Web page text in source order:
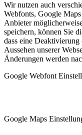
Wir nutzen auch
Webfonts, Google
Anbieter
speichern, können Sie
dass eine
Aussehen unserer
Änderungen werden
Google Webfont
Google Maps